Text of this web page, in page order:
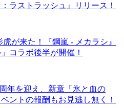
ラストラッシュ』リリース！
が来た！『鋼嵐 - メカラシ』
コラボ後半が開催！
年を迎え、新章「氷と血の
ントの報酬もお見逃し無く！